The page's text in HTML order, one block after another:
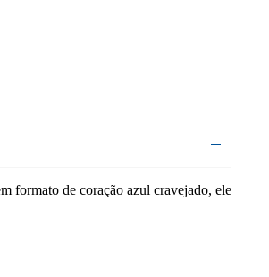
formato de coração azul cravejado, ele